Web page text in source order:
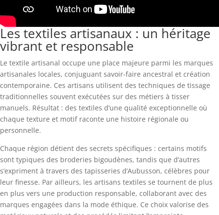
Les textiles artisanaux : un héritage
vibrant et responsable
Le textile artisanal occupe une place majeure parmi les marques
artisanales locales, conjuguant savoir-faire ancestral et création
contemporaine. Ces artisans utilisent des techniques de tissage
traditionnelles souvent exécutées sur des métiers à tisser
manuels. Résultat : des textiles d’une qualité exceptionnelle où
chaque texture et motif raconte une histoire régionale ou
personnelle.
Chaque région détient des secrets spécifiques : certains motifs
sont typiques des broderies bigoudènes, tandis que d’autres
s’expriment à travers des tapisseries d’Aubusson, célèbres pour
leur finesse. Par ailleurs, les artisans textiles se tournent de plus
en plus vers une production responsable, collaborant avec des
marques engagées dans la mode éthique. Ce choix valorise des